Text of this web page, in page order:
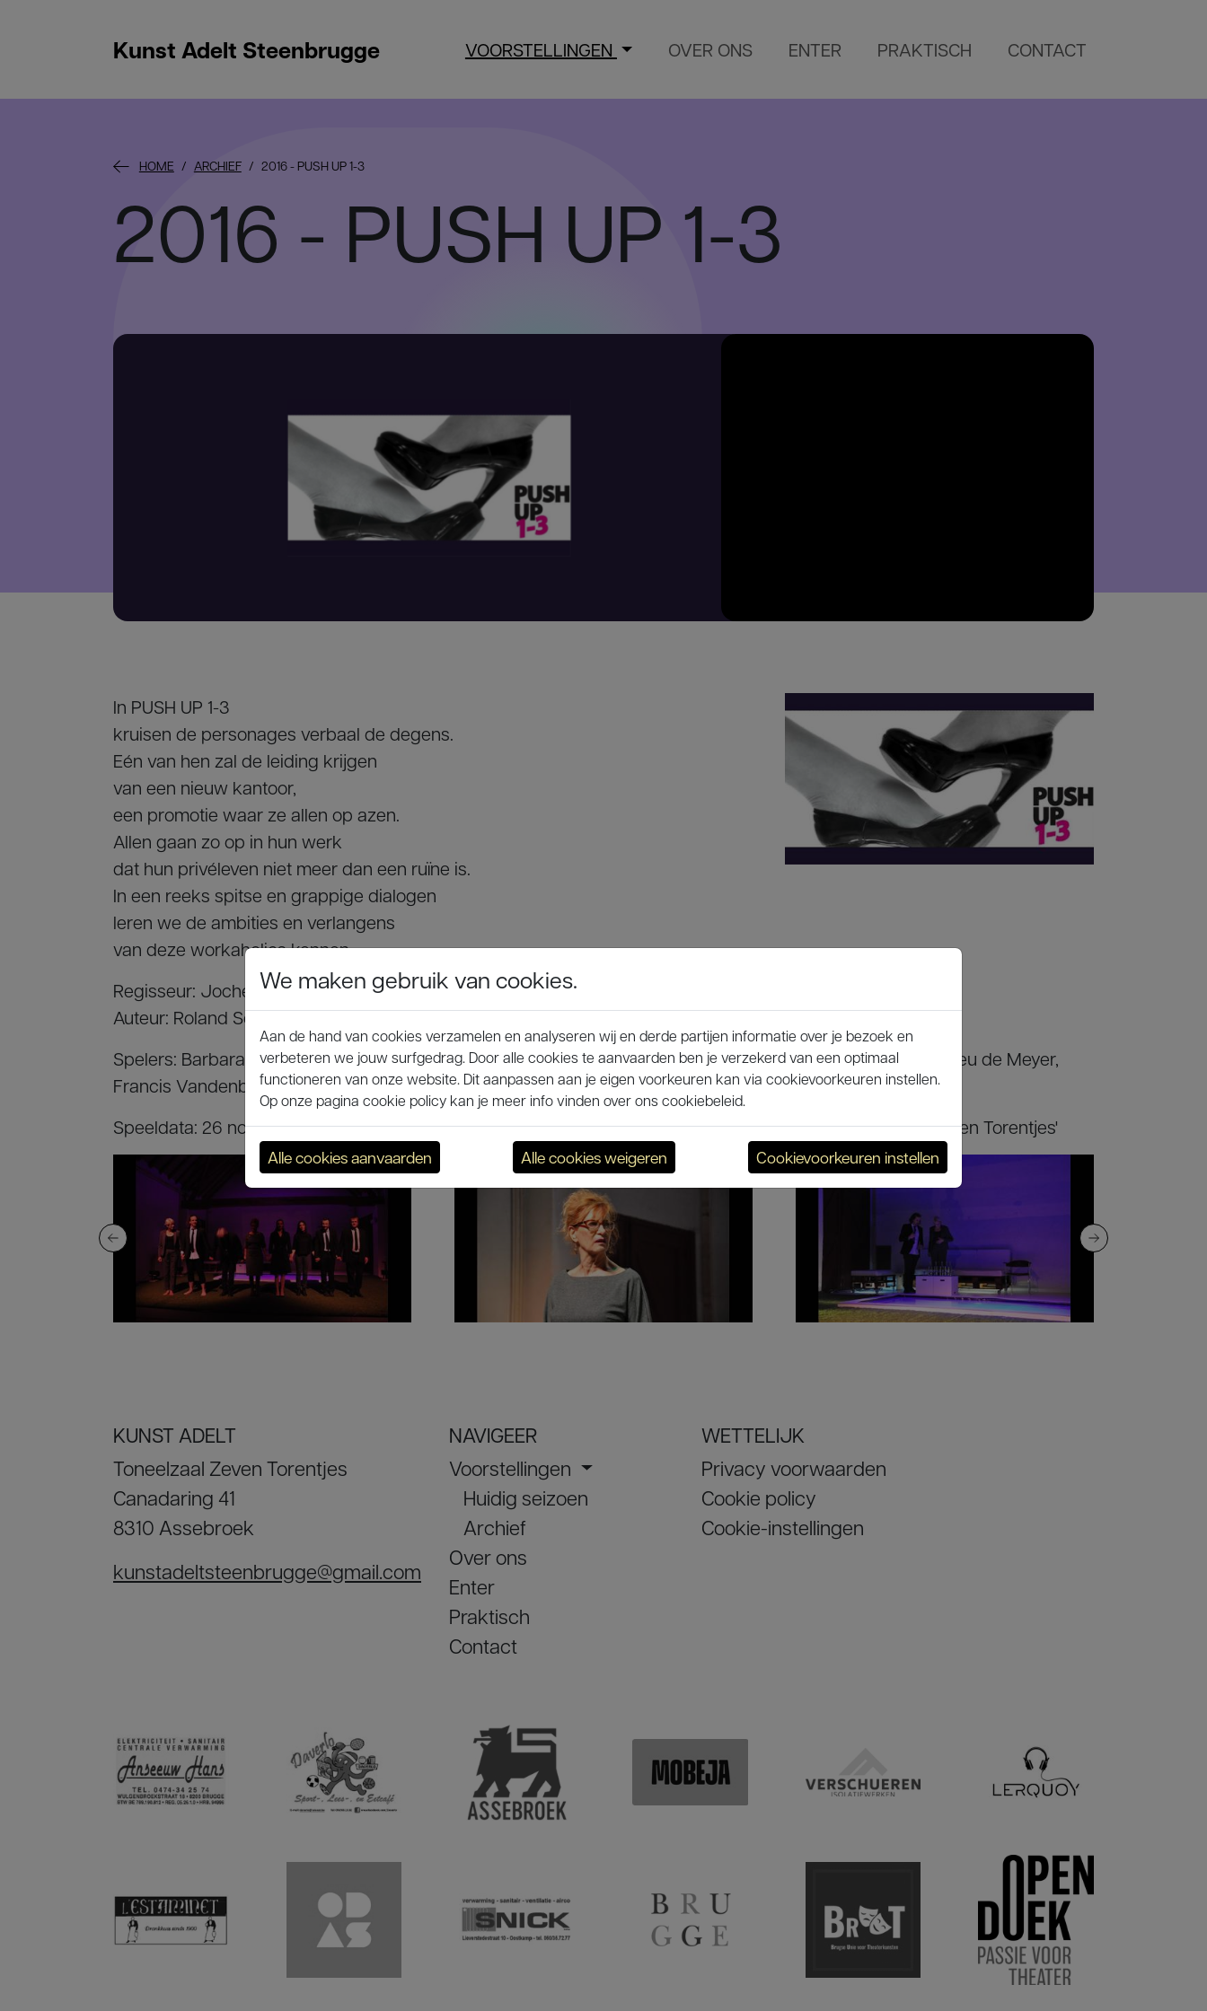
Kunst Adelt Steenbrugge VOORSTELLINGEN OVER ONS ENTER PRAKTISCH CONTACT
HOME ARCHIEF 2016 - PUSH UP 1-3
2016 - PUSH UP 1-3
In PUSH UP 1-3
kruisen de personages verbaal de degens.
Eén van hen zal de leiding krijgen
van een nieuw kantoor,
een promotie waar ze allen op azen.
Allen gaan zo op in hun werk
dat hun privéleven niet meer dan een ruïne is.
In een reeks spitse en grappige dialogen
leren we de ambities en verlangens
van deze workaholics kennen.
Regisseur: Jochen Balbaert
Auteur: Roland Schimmelpfennig
Spelers: Barbara Axters, Johanna De Laere, Liselotte Vermeulen, Marijke Vansteenkiste, Geert Battel, Mathieu de Meyer,
Francis Vandenbroucke en Wim Vandeleene
Speeldata: 26 november en 3, 9, 10, 16 en 17 december 2016 in de toneelzaal van de kinderboerderij 'De Zeven Torentjes'
KUNST ADELT
Toneelzaal Zeven Torentjes
Canadaring 41
8310 Assebroek
kunstadeltsteenbrugge@gmail.com
NAVIGEER
Voorstellingen
Huidig seizoen
Archief
Over ons
Enter
Praktisch
Contact
WETTELIJK
Privacy voorwaarden
Cookie policy
Cookie-instellingen
We maken gebruik van cookies.
Aan de hand van cookies verzamelen en analyseren wij en derde partijen informatie over je bezoek en
verbeteren we jouw surfgedrag. Door alle cookies te aanvaarden ben je verzekerd van een optimaal
functioneren van onze website. Dit aanpassen aan je eigen voorkeuren kan via cookievoorkeuren instellen.
Op onze pagina cookie policy kan je meer info vinden over ons cookiebeleid.
Alle cookies aanvaarden Alle cookies weigeren Cookievoorkeuren instellen